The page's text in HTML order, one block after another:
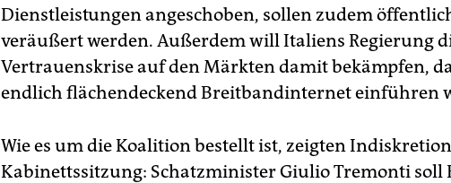
Dienstleistungen angeschoben, sollen zudem
veräußert werden. Außerdem will Italiens Regierung
Vertrauenskrise auf den Märkten damit bekämpfen,
endlich flächendeckend Breitbandinternet einführen
Wie es um die Koalition bestellt ist, zeigten
Kabinettssitzung: Schatzminister Giulio Tremonti soll